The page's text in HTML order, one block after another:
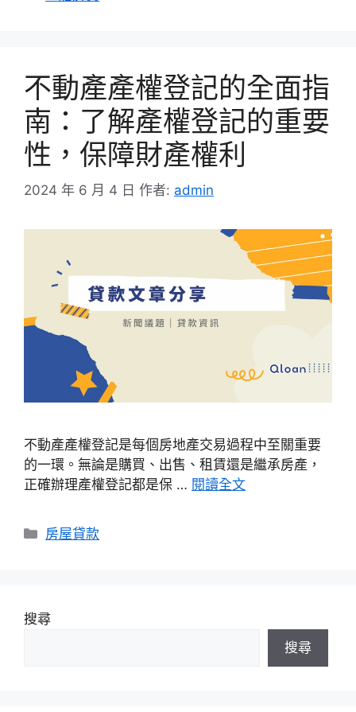
不動產產權登記的全面指
南：了解產權登記的重要
性，保障財產權利
2024 年 6 月 4 日 作者: admin
不動產產權登記是每個房地產交易過程中至關重要
的一環。無論是購買、出售、租賃還是繼承房產，
正確辦理產權登記都是保 … 閱讀全文
分
房屋貸款
搜尋
搜尋